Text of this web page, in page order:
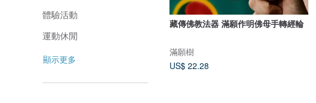
體驗活動
運動休閒
顯示更多
藏傳佛教法器 滿願作明佛母手轉經輪
滿願樹
US$ 22.28